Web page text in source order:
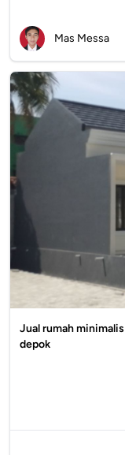
Mas Messa
Jual rumah
depok